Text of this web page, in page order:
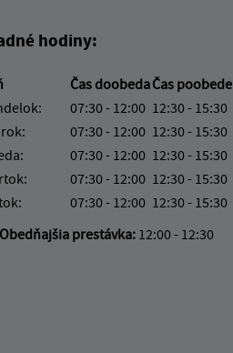
hodiny:
Čas doobedaČas poobede
07:30 - 12:00 12:30 - 15:30
07:30 - 12:00 12:30 - 15:30
07:30 - 12:00 12:30 - 15:30
07:30 - 12:00 12:30 - 15:30
07:30 - 12:00 12:30 - 15:30
Obedňajšia prestávka: 12:00 - 12:30